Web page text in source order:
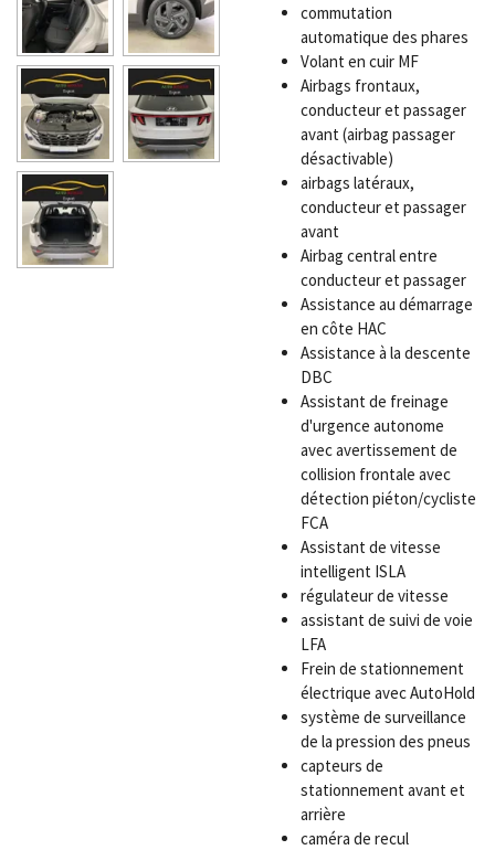
commutation
automatique des phares
Volant en cuir MF
Airbags frontaux,
conducteur et passager
avant (airbag passager
désactivable)
airbags latéraux,
conducteur et passager
avant
Airbag central entre
conducteur et passager
Assistance au démarrage
en côte HAC
Assistance à la descente
DBC
Assistant de freinage
d'urgence autonome
avec avertissement de
collision frontale avec
détection piéton/cycliste
FCA
Assistant de vitesse
intelligent ISLA
régulateur de vitesse
assistant de suivi de voie
LFA
Frein de stationnement
électrique avec AutoHold
système de surveillance
de la pression des pneus
capteurs de
stationnement avant et
arrière
caméra de recul